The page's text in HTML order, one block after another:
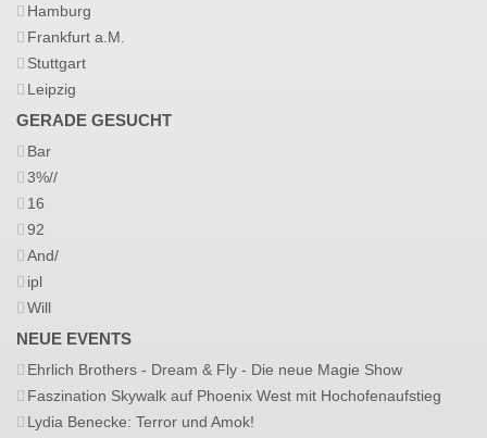
Hamburg
Frankfurt a.M.
Stuttgart
Leipzig
GERADE GESUCHT
Bar
3%//
16
92
And/
ipl
Will
NEUE EVENTS
Ehrlich Brothers - Dream & Fly - Die neue Magie Show
Faszination Skywalk auf Phoenix West mit Hochofenaufstieg
Lydia Benecke: Terror und Amok!